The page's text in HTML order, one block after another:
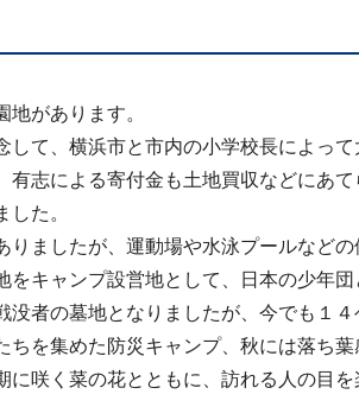
があります。
て、横浜市と市内の小学校長によって
志による寄付金も土地買収などにあ
た。
ましたが、運動場や水泳プールなど
キャンプ設営地として、日本の少年団
者の墓地となりましたが、今でも１
を集めた防災キャンプ、秋には落ち
咲く菜の花とともに、訪れる人の目を